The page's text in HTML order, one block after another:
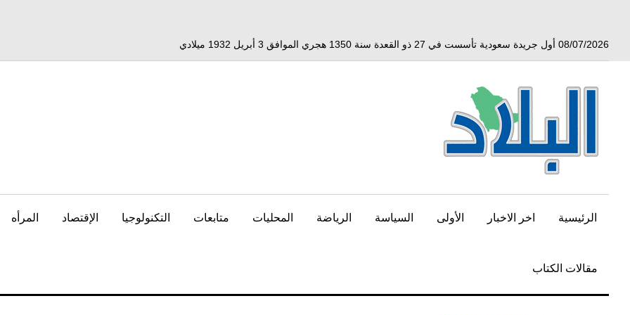
08/07/2026 أول جريدة سعودية تأسست في 27 ذو القعدة سنة 1350 هجري الموافق 3 أبريل 1932 ميلادي
الرئيسية اخر الاخبار الأولى السياسة الرياضة المحليات متابعات التكنولوجيا الإقتصاد المرأه
مقالات الكتاب